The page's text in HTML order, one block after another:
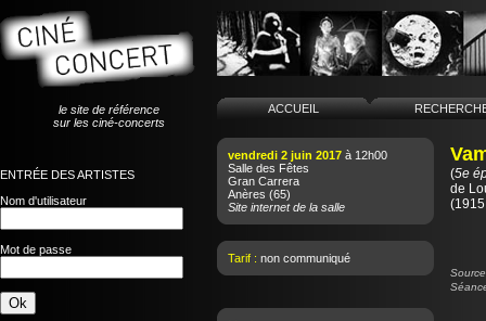
le site de référence
sur les ciné-concerts
ENTRÉE DES ARTISTES
Nom d'utilisateur
Mot de passe
ACCUEIL
vendredi 2 juin 2017 à 12h00
Salle des Fêtes
Gran Carrera
Anères (65)
Site internet de la salle
Tarif : non communiqué
(5e
de